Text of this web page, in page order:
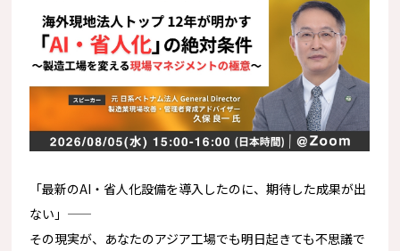
「最新のAI・省人化設備を導入したのに、期待した成果が出
ない」——
その現実が、 あなたのアジア工場でも明日起きても不思議で